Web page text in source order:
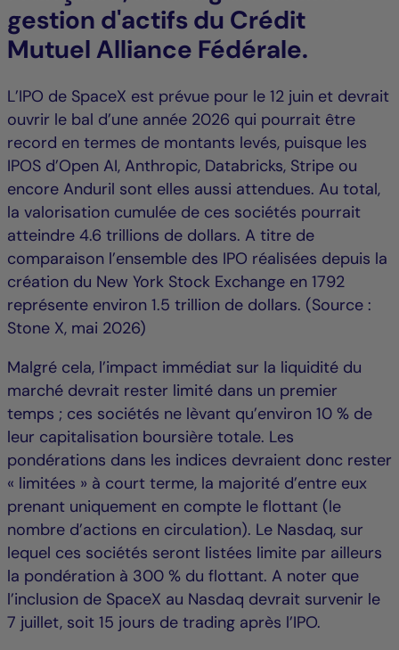
gestion d'actifs du Crédit
Mutuel Alliance Fédérale.
L’IPO de SpaceX est prévue pour le 12 juin et devrait
ouvrir le bal d’une année 2026 qui pourrait être
record en termes de montants levés, puisque les
IPOS d’Open AI, Anthropic, Databricks, Stripe ou
encore Anduril sont elles aussi attendues. Au total,
la valorisation cumulée de ces sociétés pourrait
atteindre 4.6 trillions de dollars. A titre de
comparaison l’ensemble des IPO réalisées depuis la
création du New York Stock Exchange en 1792
représente environ 1.5 trillion de dollars. (Source :
Stone X, mai 2026)
Malgré cela, l’impact immédiat sur la liquidité du
marché devrait rester limité dans un premier
temps ; ces sociétés ne lèvant qu’environ 10 % de
leur capitalisation boursière totale. Les
pondérations dans les indices devraient donc rester
« limitées » à court terme, la majorité d’entre eux
prenant uniquement en compte le flottant (le
nombre d’actions en circulation). Le Nasdaq, sur
lequel ces sociétés seront listées limite par ailleurs
la pondération à 300 % du flottant. A noter que
l’inclusion de SpaceX au Nasdaq devrait survenir le
7 juillet, soit 15 jours de trading après l’IPO.